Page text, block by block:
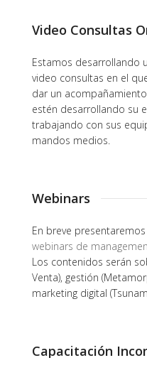
Video Consultas
Estamos desarrollando
video consultas en el
dar un
estén desarrollando su
trabajando con sus
mandos medios.
Webinars
En breve
webinars de
Los contenidos serán
Venta), gestión
marketing digital
Capacitación